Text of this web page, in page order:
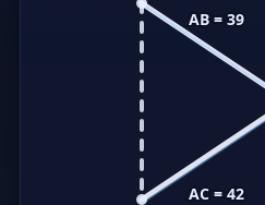
AB = 39
AC = 42